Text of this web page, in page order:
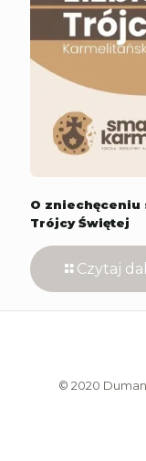
O zniechęceniu
Trójcy Świętej
Czytaj
© 2020